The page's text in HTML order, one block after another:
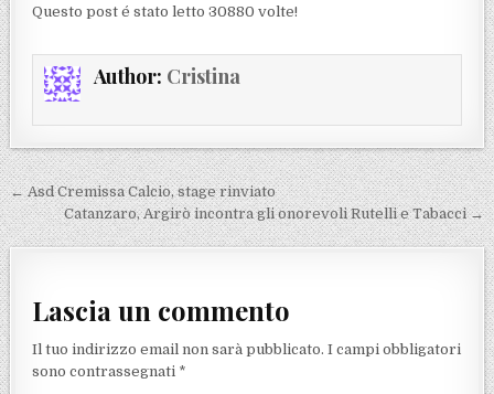
Questo post é stato letto 30880 volte!
Author: Cristina
Navigazione articoli
← Asd Cremissa Calcio, stage rinviato
Catanzaro, Argirò incontra gli onorevoli Rutelli e Tabacci →
Lascia un commento
Il tuo indirizzo email non sarà pubblicato. I campi obbligatori
sono contrassegnati *